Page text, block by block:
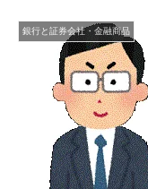
銀行と証券会社・金融商品